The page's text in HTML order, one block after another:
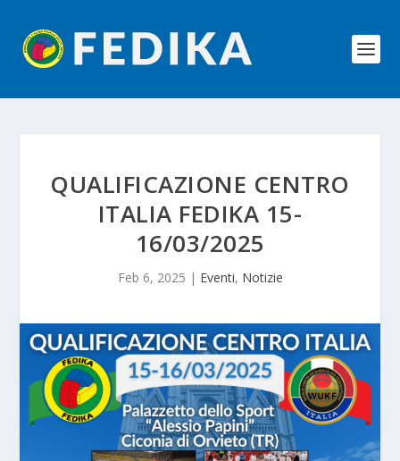
QUALIFICAZIONE CENTRO
ITALIA FEDIKA 15-
16/03/2025
Feb 6, 2025 | Eventi, Notizie